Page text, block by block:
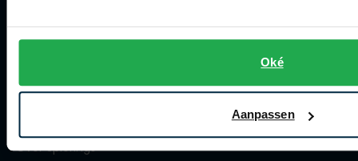
Oké
Aanpassen
Contact winkel
Over Spierings